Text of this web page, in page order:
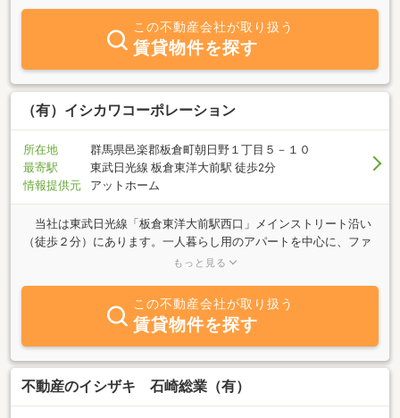
この不動産会社が取り扱う
賃貸物件を探す
（有）イシカワコーポレーション
所在地
群馬県邑楽郡板倉町朝日野１丁目５－１０
最寄駅
東武日光線 板倉東洋大前駅 徒歩2分
情報提供元
アットホーム
当社は東武日光線「板倉東洋大前駅西口」メインストリート沿い
（徒歩２分）にあります。一人暮らし用のアパートを中心に、ファ
ミリー物件・テナント物件・売買物件等多数ご用意し、「親身な対
す。また、工務店もやっているので住まいのことなら何でもご相談
ください。お気軽にお立ち寄り下さい。
もっと見る
この不動産会社が取り扱う
賃貸物件を探す
不動産のイシザキ 石崎総業（有）